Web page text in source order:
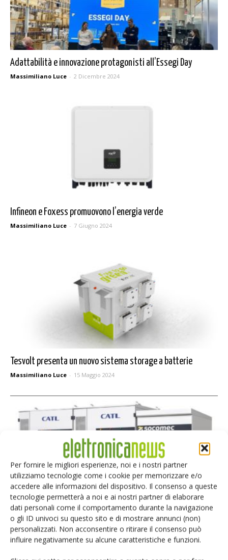
Per fornire le migliori esperienze, noi e i nostri partner
utilizziamo tecnologie come i cookie per memorizzare e/o
accedere alle informazioni del dispositivo. Il consenso a queste
tecnologie permetterà a noi e ai nostri partner di elaborare
dati personali come il comportamento durante la navigazione
o gli ID univoci su questo sito e di mostrare annunci (non)
personalizzati. Non acconsentire o ritirare il consenso può
influire negativamente su alcune caratteristiche e funzioni.
Adattabilità e innovazione protagonisti all’Essegi Day
Massimiliano Luce - 2 Dicembre 2024
Infineon e Foxess promuovono l’energia verde
Massimiliano Luce - 7 Giugno 2024
Tesvolt presenta un nuovo sistema storage a batterie
Massimiliano Luce - 15 Maggio 2024
Socomec presenta Sunsys Hes L Skid
Massimiliano Luce